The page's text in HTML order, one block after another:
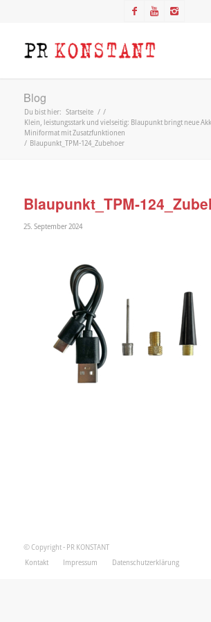
Blog
Du bist hier: Startseite / /
Klein, leistungsstark und vielseitig: Blaupunkt bringt neue
Miniformat mit Zusatzfunktionen
/ Blaupunkt_TPM-124_Zubehoer
Blaupunkt_TPM-
25. September 2024
© Copyright - PR KONSTANT
Kontakt
Impressum Datenschutzerklärung